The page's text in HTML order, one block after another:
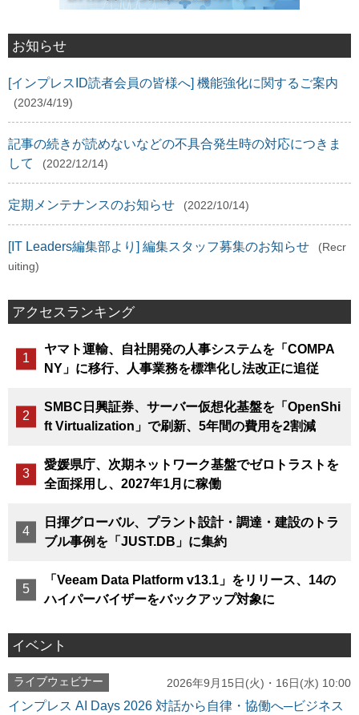
お知らせ
[インプレスID読者会員の皆様へ] 機能強化に関するご案内
(2023/4/19)
記事の続きが読めないなどの不具合発生時の対応につきま
して
(2022/12/14)
定期メンテナンスのお知らせ (2022/10/14)
[IT Leaders編集部より] 編集スタッフ募集のお知らせ
(Recr
uiting)
アクセスランキング
ヤマト運輸、自社開発の人事システムを「COMPA
NY」に移行、人事業務を標準化し法改正に追従
SMBC日興証券、サーバー仮想化基盤を「OpenShi
ft Virtualization」で刷新、5年間の費用を2割減
愛媛県庁、次期ネットワーク基盤でゼロトラストを
全面採用し、2027年1月に稼働
日揮グローバル、プラント設計・調達・建設のトラ
ブル事例を「JUST.DB」に集約
「Veeam Data Platform v13.1」をリリース、14の
ハイパーバイザーをバックアップ対象に
イベント
ライブウェビナー 2026年9月15日(火)・16日(水) 10:00
インプレス AI Days 2026 対話から自律・協働へ─ビジネス